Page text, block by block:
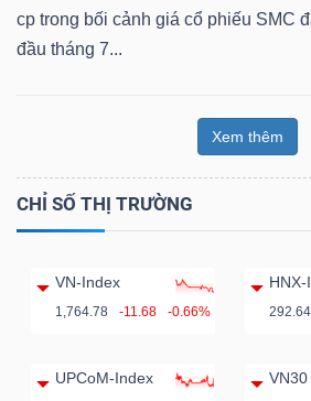
cp trong bối cảnh giá cổ phiếu SMC
đầu tháng 7...
Xem thêm
CHỈ SỐ THỊ TRƯỜNG
VN-Index
1,764.78 -11.68 -0.66%
HNX-
292.64
UPCoM-Index VN30